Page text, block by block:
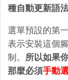
種自動更新語法
選單預設的第
表示安裝這個
制。 所以如果
那麼必須手動